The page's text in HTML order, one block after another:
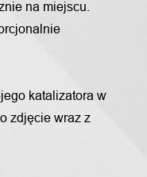
na miejscu.
katalizatora w
zdjęcie wraz z